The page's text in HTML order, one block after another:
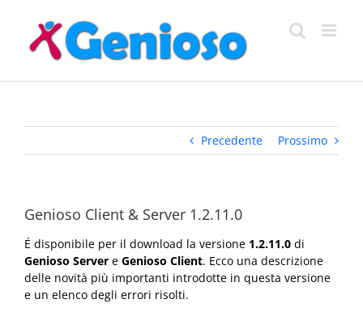
contenuto
Precedente Prossimo
Genioso Client & Server 1.2.11.0
É disponibile per il download la versione 1.2.11.0 di
Genioso Server e Genioso Client. Ecco una descrizione
delle novità più importanti introdotte in questa versione
e un elenco degli errori risolti.